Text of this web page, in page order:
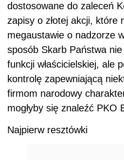
dostosowane do zaleceń
zapisy o złotej akcji, które
megaustawie o nadzorze
sposób Skarb Państwa nie
funkcji właścicielskiej, ale
kontrolę zapewniającą
firmom narodowy
mogłyby się znaleźć PKO
Najpierw resztówki